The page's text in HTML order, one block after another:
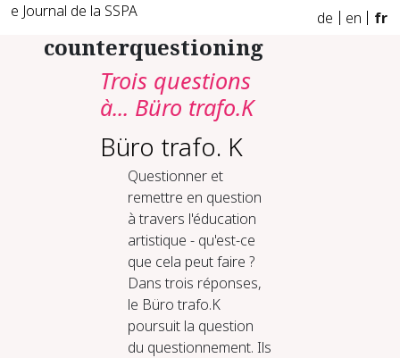
e Journal de la SSPA de en fr
counterquestioning
Trois questions
à... Büro trafo.K
Büro trafo. K
Questionner et
remettre en question
à travers l'éducation
artistique - qu'est-ce
que cela peut faire ?
Dans trois réponses,
le Büro trafo.K
poursuit la question
du questionnement. Ils